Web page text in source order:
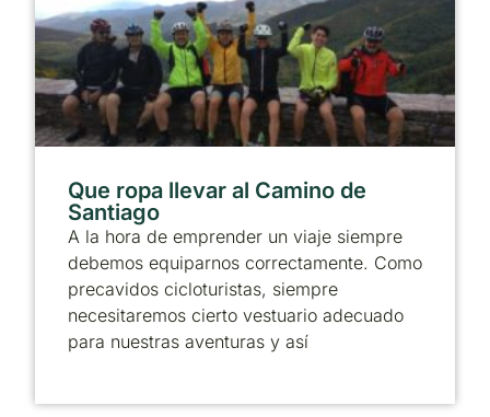
Que ropa llevar al Camino de
Santiago
A la hora de emprender un viaje siempre
debemos equiparnos correctamente. Como
precavidos cicloturistas, siempre
necesitaremos cierto vestuario adecuado
para nuestras aventuras y así